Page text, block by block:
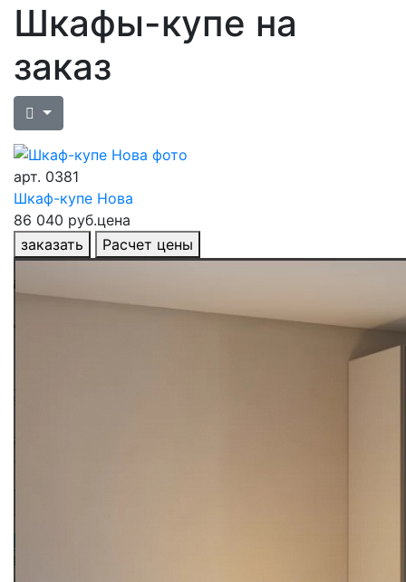
Шкафы-купе на
заказ
арт. 0381
Шкаф-купе Нова
86 040 руб.цена
заказать
Расчет цены